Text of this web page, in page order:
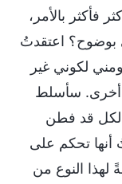
فأكثر بالأمر،
بوضوح؟ اعتقدتُ
لكوني غير
أخرى. سأسلط
قد فطن
أنها تحكم على
النوع من